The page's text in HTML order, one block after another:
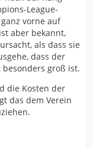
League-
vorne auf
aber bekannt,
als dass sie
dass der
groß ist.
die Kosten der
das dem Verein